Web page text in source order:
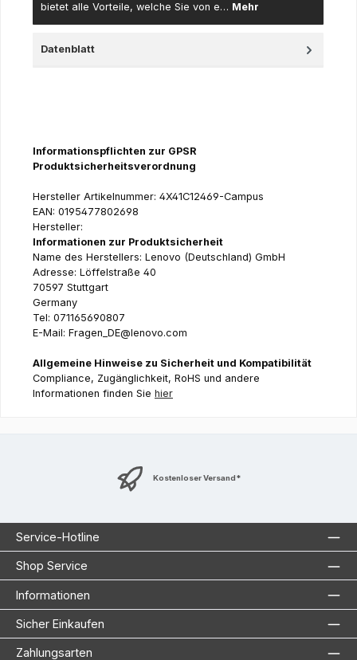
bietet alle Vorteile, welche Sie von e… Mehr
Datenblatt
Informationspflichten zur GPSR
Produktsicherheitsverordnung
Hersteller Artikelnummer: 4X41C12469-Campus
EAN: 0195477802698
Hersteller:
Informationen zur Produktsicherheit
Name des Herstellers: Lenovo (Deutschland) GmbH
Adresse: Löffelstraße 40
70597 Stuttgart
Germany
Tel: 071165690807
E-Mail: Fragen_DE@lenovo.com
Allgemeine Hinweise zu Sicherheit und Kompatibilität
Compliance, Zugänglichkeit, RoHS und andere
Informationen finden Sie hier
Kostenloser Versand*
Service-Hotline
Shop Service
Informationen
Sicher Einkaufen
Zahlungsarten